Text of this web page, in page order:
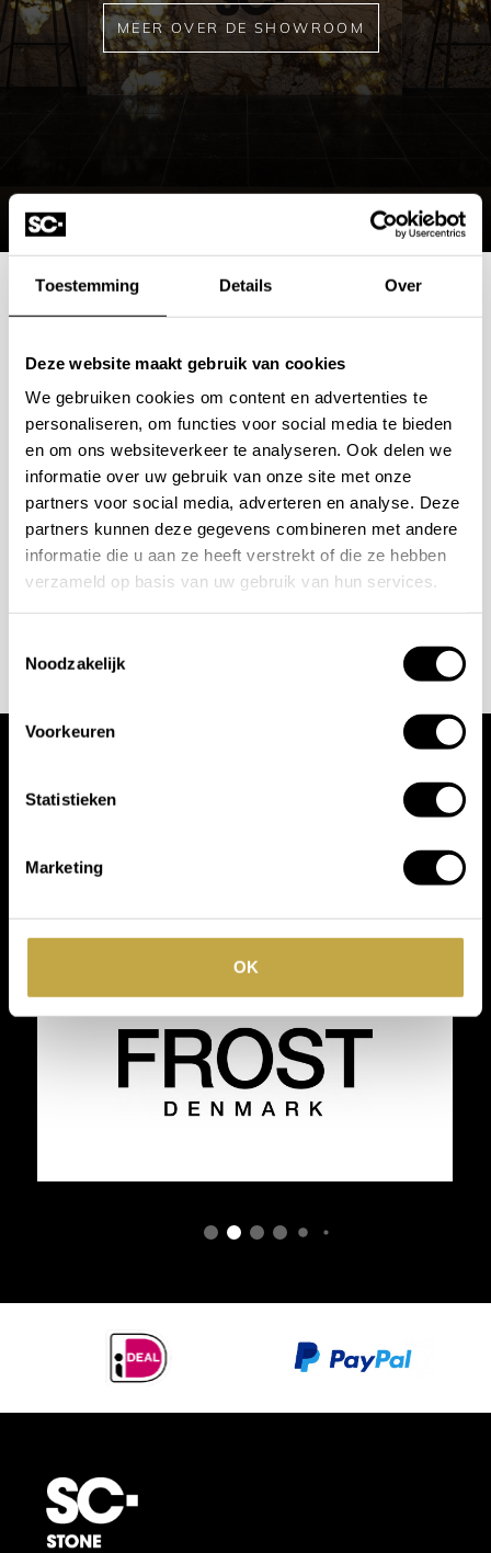
Toestemming Details Over
Deze website maakt gebruik van cookies
We gebruiken cookies om content en advertenties te
personaliseren, om functies voor social media te bieden
en om ons websiteverkeer te analyseren. Ook delen we
informatie over uw gebruik van onze site met onze
partners voor social media, adverteren en analyse. Deze
partners kunnen deze gegevens combineren met andere
informatie die u aan ze heeft verstrekt of die ze hebben
verzameld op basis van uw gebruik van hun services.
Noodzakelijk
Voorkeuren
Statistieken
Marketing
OK
MEER OVER DE SHOWROOM
Mogelijkheden
bespreken?
Wilt u ook iedere dag genieten van een luxe badkamer?
Neem contact met ons op voor een intake gesprek.
+31 10 28 575 85
projects@stonecompany.nl
AFSPRAAK MAKEN
Wij werken met
toonaangevende
merken